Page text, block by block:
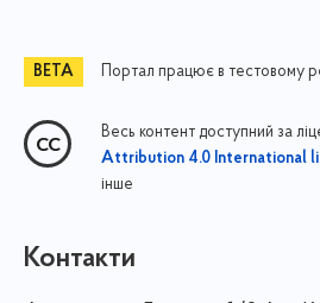
Портал працює в тестовому
Весь контент доступний за
Attribution 4.0 International
інше
Контакти